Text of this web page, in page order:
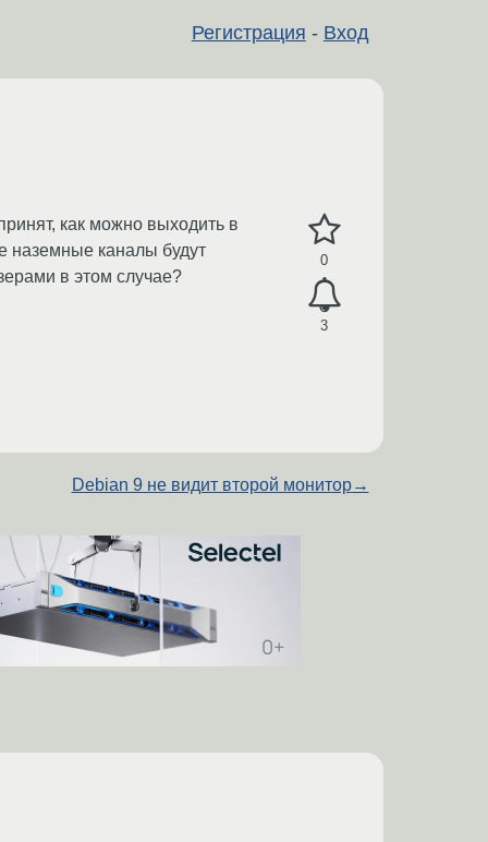
Регистрация - Вход
0
3
как можно выходить в
наземные каналы будут
в этом случае?
Debian 9 не видит второй монитор→